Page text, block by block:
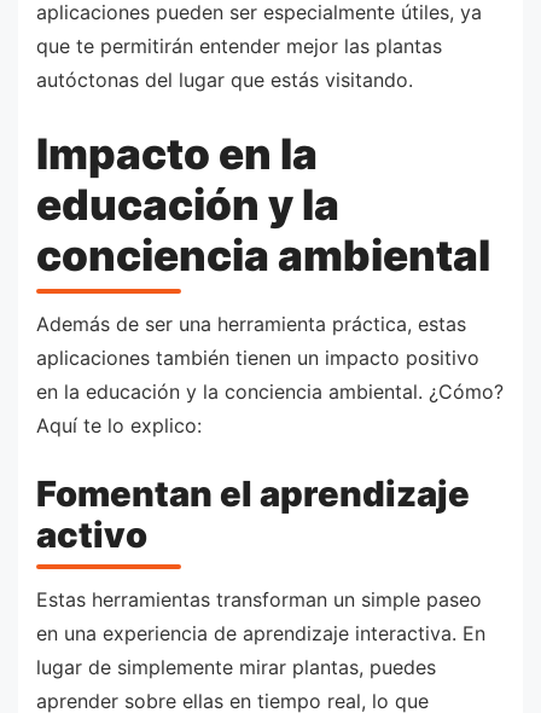
aplicaciones pueden ser especialmente útiles, ya
que te permitirán entender mejor las plantas
autóctonas del lugar que estás visitando.
Impacto en la
educación y la
conciencia ambiental
Además de ser una herramienta práctica, estas
aplicaciones también tienen un impacto positivo
en la educación y la conciencia ambiental. ¿Cómo?
Aquí te lo explico:
Fomentan el aprendizaje
activo
Estas herramientas transforman un simple paseo
en una experiencia de aprendizaje interactiva. En
lugar de simplemente mirar plantas, puedes
aprender sobre ellas en tiempo real, lo que